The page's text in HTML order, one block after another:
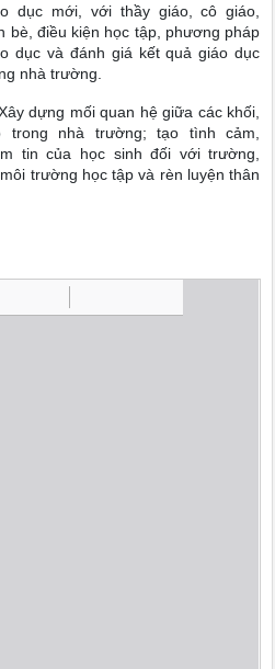
dục mới, với thầy giáo, cô giáo,
bè, điều kiện học tập, phương pháp
dục và đánh giá kết quả giáo dục
nhà trường.
dựng mối quan hệ giữa các khối,
trong nhà trường; tạo tình cảm,
tin của học sinh đối với trường,
trường học tập và rèn luyện thân